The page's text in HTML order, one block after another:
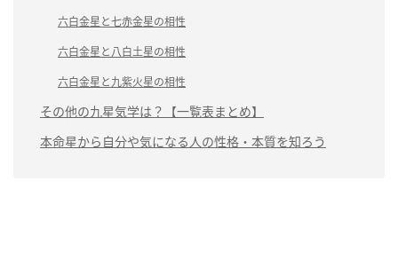
六白金星と七赤金星の相性
六白金星と八白土星の相性
六白金星と九紫火星の相性
その他の九星気学は？【一覧表まとめ】
本命星から自分や気になる人の性格・本質を知ろう